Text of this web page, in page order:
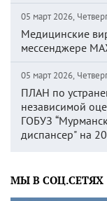
05 март 2026,
Медицинские
мессенджере
05 март 2026,
ПЛАН по
независимой
ГОБУЗ
диспансер" на
МЫ В СОЦ.СЕТЯХ